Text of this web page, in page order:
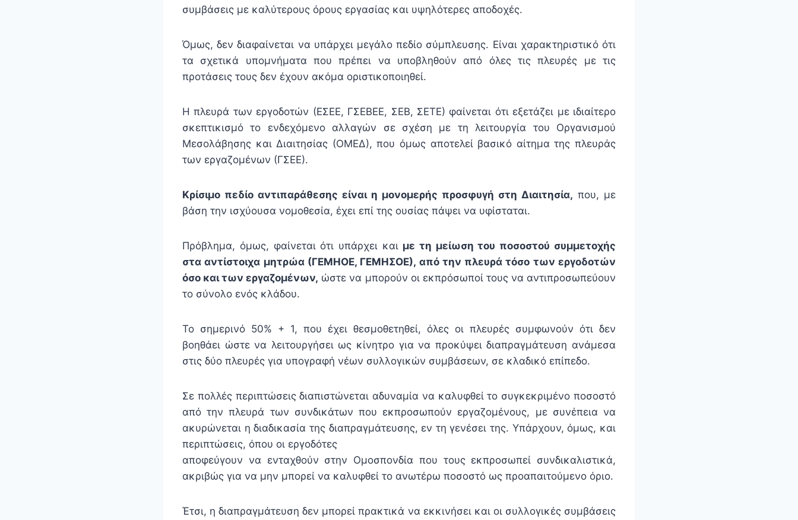
συμβάσεις με καλύτερους όρους εργασίας και υψηλότερες αποδοχές.
Όμως, δεν διαφαίνεται να υπάρχει μεγάλο πεδίο σύμπλευσης. Είναι χαρακτηριστικό ότι
τα σχετικά υπομνήματα που πρέπει να υποβληθούν από όλες τις πλευρές με τις
προτάσεις τους δεν έχουν ακόμα οριστικοποιηθεί.
Η πλευρά των εργοδοτών (ΕΣΕΕ, ΓΣΕΒΕΕ, ΣΕΒ, ΣΕΤΕ) φαίνεται ότι εξετάζει με ιδιαίτερο
σκεπτικισμό το ενδεχόμενο αλλαγών σε σχέση με τη λειτουργία του Οργανισμού
Μεσολάβησης και Διαιτησίας (ΟΜΕΔ), που όμως αποτελεί βασικό αίτημα της πλευράς
των εργαζομένων (ΓΣΕΕ).
Κρίσιμο πεδίο αντιπαράθεσης είναι η μονομερής προσφυγή στη Διαιτησία, που, με
βάση την ισχύουσα νομοθεσία, έχει επί της ουσίας πάψει να υφίσταται.
Πρόβλημα, όμως, φαίνεται ότι υπάρχει και με τη μείωση του ποσοστού συμμετοχής
στα αντίστοιχα μητρώα (ΓΕΜΗΟΕ, ΓΕΜΗΣΟΕ), από την πλευρά τόσο των εργοδοτών
όσο και των εργαζομένων, ώστε να μπορούν οι εκπρόσωποί τους να αντιπροσωπεύουν
το σύνολο ενός κλάδου.
Το σημερινό 50% + 1, που έχει θεσμοθετηθεί, όλες οι πλευρές συμφωνούν ότι δεν
βοηθάει ώστε να λειτουργήσει ως κίνητρο για να προκύψει διαπραγμάτευση ανάμεσα
στις δύο πλευρές για υπογραφή νέων συλλογικών συμβάσεων, σε κλαδικό επίπεδο.
Σε πολλές περιπτώσεις διαπιστώνεται αδυναμία να καλυφθεί το συγκεκριμένο ποσοστό
από την πλευρά των συνδικάτων που εκπροσωπούν εργαζομένους, με συνέπεια να
ακυρώνεται η διαδικασία της διαπραγμάτευσης, εν τη γενέσει της. Υπάρχουν, όμως, και
περιπτώσεις, όπου οι εργοδότες
αποφεύγουν να ενταχθούν στην Ομοσπονδία που τους εκπροσωπεί συνδικαλιστικά,
ακριβώς για να μην μπορεί να καλυφθεί το ανωτέρω ποσοστό ως προαπαιτούμενο όριο.
Έτσι, η διαπραγμάτευση δεν μπορεί πρακτικά να εκκινήσει και οι συλλογικές συμβάσεις